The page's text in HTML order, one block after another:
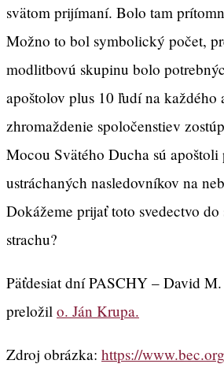
svätom prijímaní. Bolo tam
Možno to bol symbolický počet,
modlitbovú skupinu bolo
apoštolov plus 10 ľudí na každého
zhromaždenie spoločenstiev
Mocou Svätého Ducha sú apoštoli
ustráchaných nasledovníkov na
Dokážeme prijať toto svedectvo
strachu?
Päťdesiat dní PASCHY – David
preložil o. Ján Krupa.
Zdroj obrázka: https://